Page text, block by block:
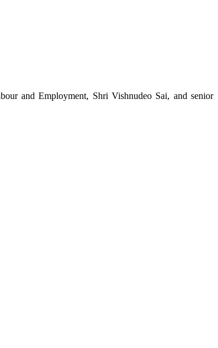
and Employment, Shri Vishnudeo Sai, and senior